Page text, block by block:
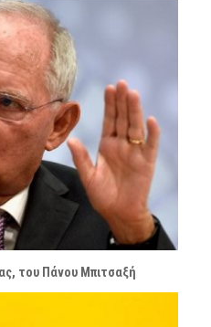
του Πάνου Μπιτσαξή